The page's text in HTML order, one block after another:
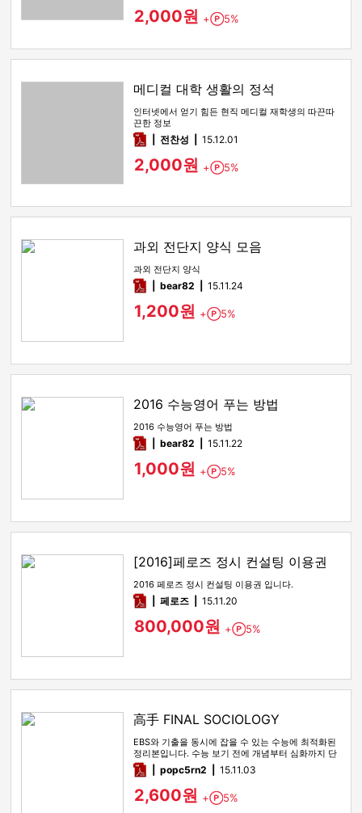
2,000원 + Point
5%
메디컬 대학 생활의 정석
인터넷에서 얻기 힘든 현직 메디컬 재학생의 따끈따
끈한 정보
pdf전찬성 15.12.01
2,000원 + Point
5%
과외 전단지 양식 모음
과외 전단지 양식
pdfbear82 15.11.24
1,200원 + Point
5%
2016 수능영어 푸는 방법
2016 수능영어 푸는 방법
pdfbear82 15.11.22
1,000원 + Point
5%
[2016]페로즈 정시 컨설팅 이용권
2016 페로즈 정시 컨설팅 이용권 입니다.
pdf페로즈 15.11.20
800,000원 + Point
5%
高手 FINAL SOCIOLOGY
EBS와 기출을 동시에 잡을 수 있는 수능에 최적화된
정리본입니다. 수능 보기 전에 개념부터 심화까지 단
박 정리가 필요한 …
pdfpopc5rn2 15.11.03
2,600원 + Point
5%